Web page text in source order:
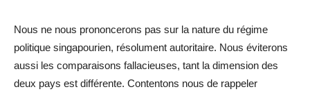
Nous ne nous prononcerons pas sur la nature du régime
politique singapourien, résolument autoritaire. Nous éviterons
aussi les comparaisons fallacieuses, tant la dimension des
deux pays est différente. Contentons nous de rappeler